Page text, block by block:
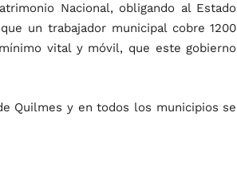
Nacional, obligando al Estado
un trabajador municipal cobre 1200
vital y móvil, que este gobierno
Quilmes y en todos los municipios se